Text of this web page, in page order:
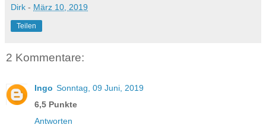
Dirk - März 10, 2019
Teilen
2 Kommentare:
Ingo Sonntag, 09 Juni, 2019
6,5 Punkte
Antworten